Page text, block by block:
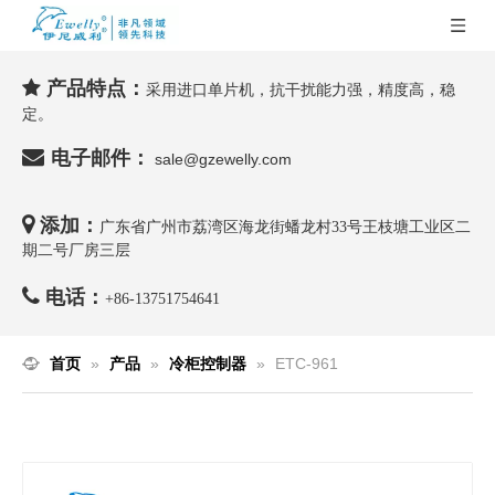
 产品特点： 采用进口单片机，抗干扰能力强，精度高，稳
定。
 电子邮件： sale@gzewelly.com
 添加：
广东省广州市荔湾区海龙街蟠龙村33号王枝塘工业区二
期二号厂房三层
 电话： +86-13751754641
首页 » 产品 » 冷柜控制器 » ETC-961